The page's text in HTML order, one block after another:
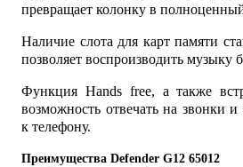
превращает колонку в
Наличие слота для карт памяти
позволяет воспроизводить музыку
Функция Hands free, а также
возможность отвечать на звонки и
к телефону.
Преимущества Defender G12 65012